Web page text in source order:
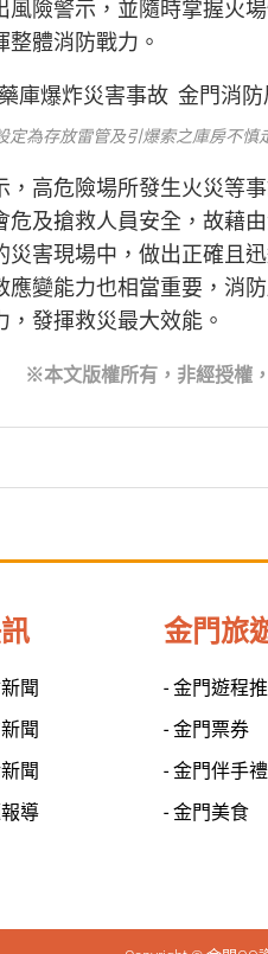
險警示，並隨時掌握火
體消防戰力。
定為存放雷管及引爆索之庫房不
高危險場所發生火災等
及搶救人員安全，故藉
災害現場中，做出正確且
應變能力也相當重要，消
發揮救災最大效能。
※本文版權所有，非經授權
聞
聞
聞
導
金門旅
- 金門遊程
- 金門票券
- 金門伴手禮
- 金門美食